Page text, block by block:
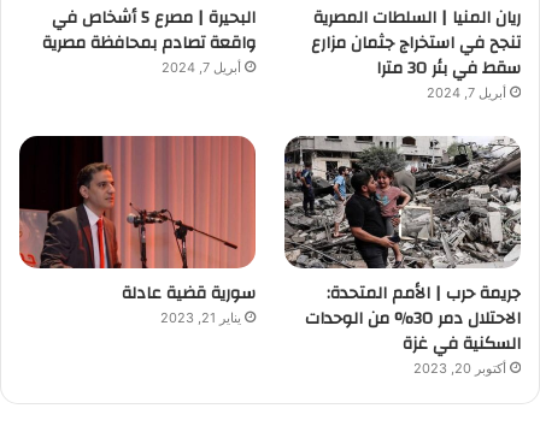
ريان المنيا | السلطات المصرية
تنجح في استخراج جثمان مزارع
سقط في بئر 30 مترا
أبريل 7, 2024
البحيرة | مصرع 5 أشخاص في
واقعة تصادم بمحافظة مصرية
أبريل 7, 2024
جريمة حرب | الأمم المتحدة:
الاحتلال دمر 30% من الوحدات
السكنية في غزة
أكتوبر 20, 2023
سورية قضية عادلة
يناير 21, 2023